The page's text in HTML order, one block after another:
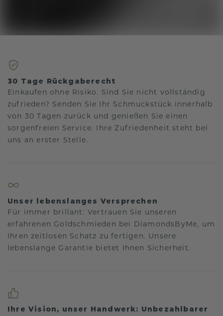
30 Tage Rückgaberecht
Einkaufen ohne Risiko. Sind Sie nicht vollständig
zufrieden? Senden Sie Ihr Schmuckstück innerhalb
von 30 Tagen zurück und genießen Sie einen
sorgenfreien Service. Ihre Zufriedenheit steht bei
uns an erster Stelle.
Unser lebenslanges Versprechen
Für immer brillant: Vertrauen Sie unseren
erfahrenen Goldschmieden bei DiamondsByMe, um
Ihren zeitlosen Schatz zu fertigen. Unsere
lebenslange Garantie bietet Ihnen Sicherheit.
Ihre Vision, unser Handwerk: Unbezahlbarer